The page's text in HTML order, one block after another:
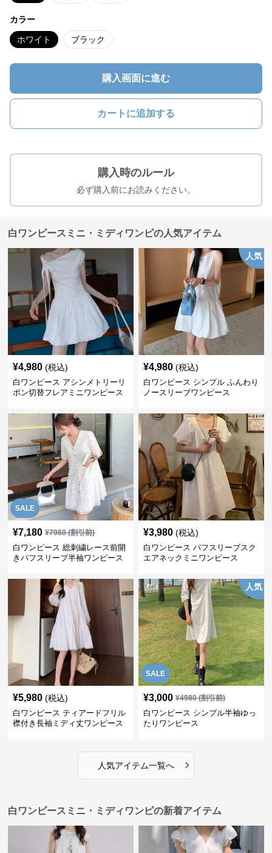
カラー
ホワイト ブラック
購入画面に進む
カートに追加する
購入時のルール
必ず購入前にお読みください。
白ワンピースミニ・ミディワンピの人気アイテム
¥4,980 (税込)
白ワンピース アシンメトリーリ
ボン切替フレアミニワンピース
人気
¥4,980 (税込)
白ワンピース シンプル ふんわり
ノースリーブワンピース
SALE
¥7,180 ¥7980(割引前)
白ワンピース 総刺繍レース前開
きパフスリーブ半袖ワンピース
¥3,980 (税込)
白ワンピース パフスリーブスク
エアネックミニワンピース
¥5,980 (税込)
白ワンピース ティアードフリル
襟付き長袖ミディ丈ワンピース
SALE
人気
¥3,000 ¥4980(割引前)
白ワンピース シンプル半袖ゆっ
たりワンピース
人気アイテム一覧へ ›
白ワンピースミニ・ミディワンピの新着アイテム